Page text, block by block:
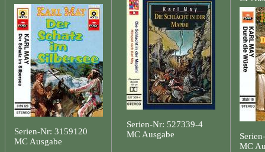
Serien-Nr: 3159120
MC Ausgabe
Serien-Nr: 527339-4
MC Ausgabe
MC